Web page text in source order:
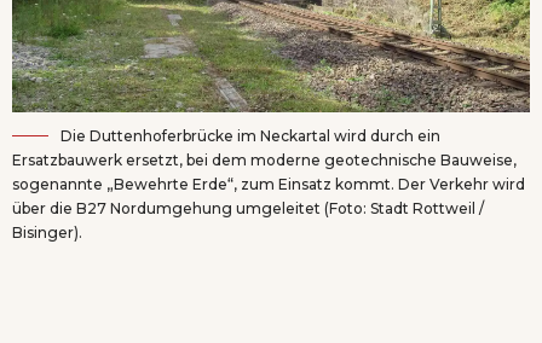
Die Duttenhoferbrücke im Neckartal wird durch ein
Ersatzbauwerk ersetzt, bei dem moderne geotechnische Bauweise,
sogenannte „Bewehrte Erde“, zum Einsatz kommt. Der Verkehr wird
über die B27 Nordumgehung umgeleitet (Foto: Stadt Rottweil /
Bisinger).